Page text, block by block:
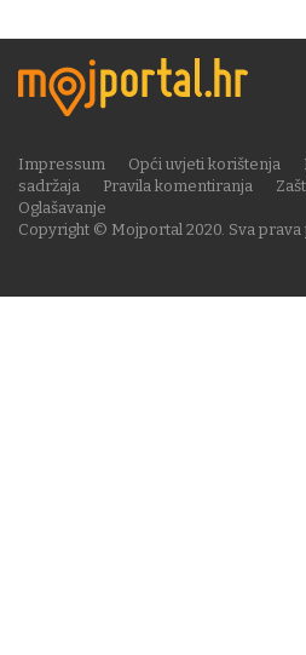
Copyright © Mojportal 2020. Sva prava
Impressum Opći uvjeti korištenja
sadržaja
Pravila komentiranja
Oglašavanje